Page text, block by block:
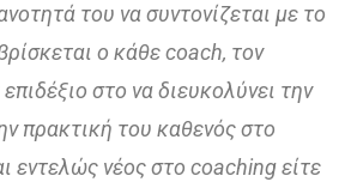
του να συντονίζεται με το
ο κάθε coach, τον
στο να διευκολύνει την
πρακτική του καθενός στο
εντελώς νέος στο coaching είτε